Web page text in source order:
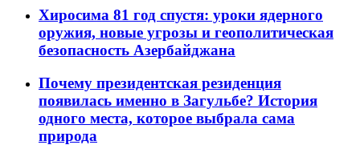
Хиросима 81 год спустя: уроки ядерного
оружия, новые угрозы и геополитическая
безопасность Азербайджана
Почему президентская резиденция
появилась именно в Загульбе? История
одного места, которое выбрала сама
природа